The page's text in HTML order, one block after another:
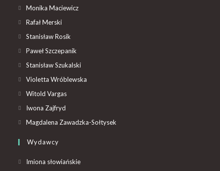
Monika Maciewicz
Rafał Merski
Stanisław Rosik
Paweł Szczepanik
Stanisław Szukalski
Violetta Wróblewska
Witold Vargas
Iwona Zajfryd
Magdalena Zawadzka-Sołtysek
Wydawcy
Imiona słowiańskie